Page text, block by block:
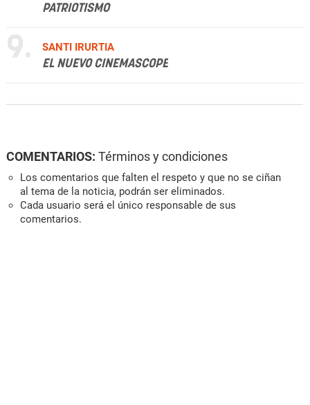
PATRIOTISMO
9.
SANTI IRURTIA
EL NUEVO CINEMASCOPE
COMENTARIOS: Términos y condiciones
Los comentarios que falten el respeto y que no se ciñan
al tema de la noticia, podrán ser eliminados.
Cada usuario será el único responsable de sus
comentarios.